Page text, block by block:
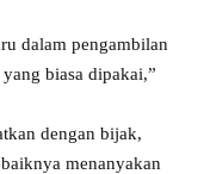
dalam pengambilan
biasa dipakai,”
dengan bijak,
menanyakan